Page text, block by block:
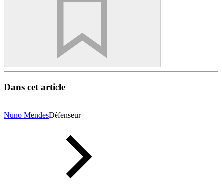
Dans cet article
Nuno MendesDéfenseur